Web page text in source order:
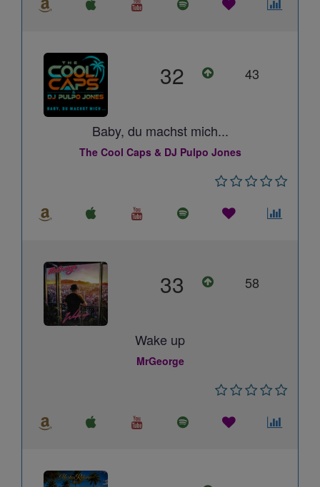
32 43
Baby, du machst mich...
The Cool Caps & DJ Pulpo Jones
33 58
Wake up
MrGeorge